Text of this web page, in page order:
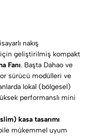
nakış
için geliştirilmiş kompakt
Fanı. Başta Dahao ve
sürücü modülleri ve
lokal (bölgesel)
performanslı mini
kasa tasarımı
mükemmel uyum